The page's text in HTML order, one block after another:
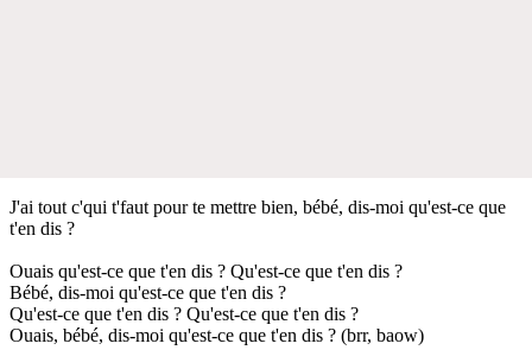
J'ai tout c'qui t'faut pour te mettre bien, bébé, dis-moi qu'est-ce que
t'en dis ?
Ouais qu'est-ce que t'en dis ? Qu'est-ce que t'en dis ?
Bébé, dis-moi qu'est-ce que t'en dis ?
Qu'est-ce que t'en dis ? Qu'est-ce que t'en dis ?
Ouais, bébé, dis-moi qu'est-ce que t'en dis ? (brr, baow)